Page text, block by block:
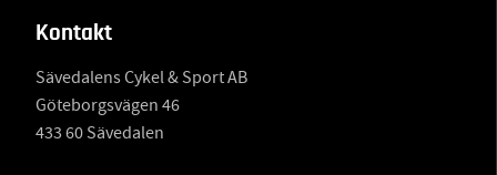
Kontakt
Sävedalens Cykel & Sport AB
Göteborgsvägen 46
433 60 Sävedalen